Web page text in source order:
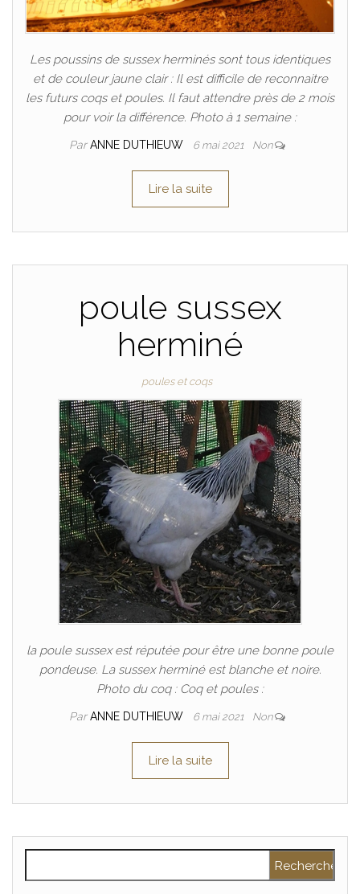
Les poussins de sussex herminés sont tous identiques
et de couleur jaune clair : Il est difficile de reconnaitre
les futurs coqs et poules. Il faut attendre près de 2 mois
pour voir la différence. Photo à 1 semaine :
ParANNE DUTHIEUW 6 mai 2021 Non
Lire la suite
poule sussex
herminé
poules et coqs
la poule sussex est réputée pour être une bonne poule
pondeuse. La sussex herminé est blanche et noire.
Photo du coq : Coq et poules :
ParANNE DUTHIEUW 6 mai 2021 Non
Lire la suite